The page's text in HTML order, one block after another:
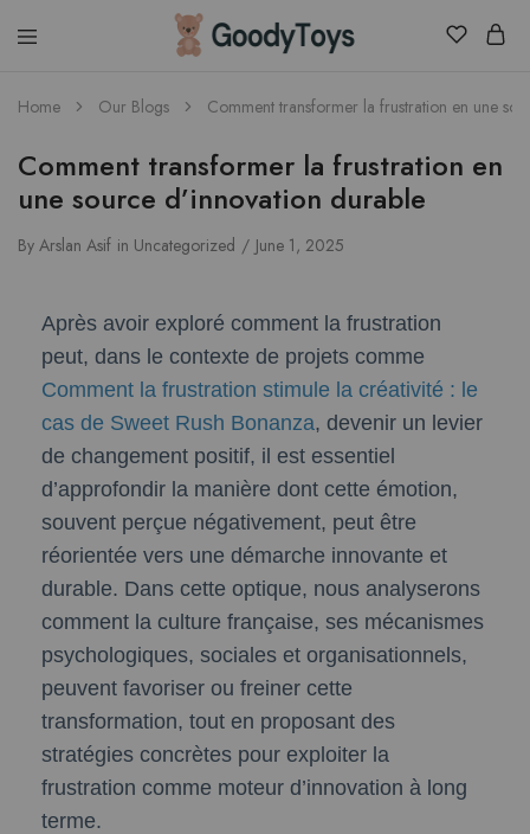
Children
Toys
Home Our Blogs Comment transformer la frustration en une
Comment transformer la frustration en
une source d’innovation durable
By Arslan Asif in Uncategorized June 1, 2025
Après avoir exploré comment la frustration
peut, dans le contexte de projets comme
Comment la frustration stimule la créativité : le
cas de Sweet Rush Bonanza, devenir un levier
de changement positif, il est essentiel
d’approfondir la manière dont cette émotion,
souvent perçue négativement, peut être
réorientée vers une démarche innovante et
durable. Dans cette optique, nous analyserons
comment la culture française, ses mécanismes
psychologiques, sociales et organisationnels,
peuvent favoriser ou freiner cette
transformation, tout en proposant des
stratégies concrètes pour exploiter la
frustration comme moteur d’innovation à long
terme.